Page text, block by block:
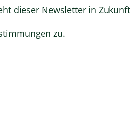
dieser Newsletter in
zu.